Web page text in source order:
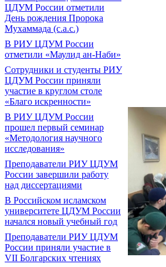
ЦДУМ России отметили
День рождения Пророка
Мухаммада (с.а.с.)
В РИУ ЦДУМ России
отметили «Маулид ан-Наби»
Сотрудники и студенты РИУ
ЦДУМ России приняли
участие в круглом столе
«Благо искренности»
В РИУ ЦДУМ России
прошел первый семинар
«Методология научного
исследования»
Преподаватели РИУ ЦДУМ
России завершили работу
над диссертациями
В Российском исламском
университете ЦДУМ России
начался новый учебный год
Преподаватели РИУ ЦДУМ
России приняли участие в
VII Болгарских чтениях